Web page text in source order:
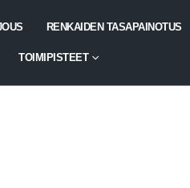
RENKAIDEN TASAPAINOTUS
TOIMIPISTEET